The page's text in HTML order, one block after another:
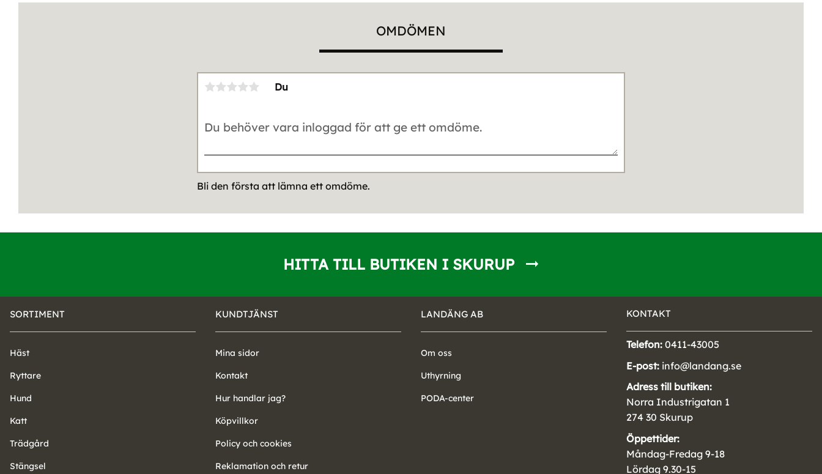
OMDÖMEN
Du
Bli den första att lämna ett omdöme.
HITTA TILL BUTIKEN I SKURUP
SORTIMENT
Häst
Ryttare
Hund
Katt
Trädgård
Stängsel
KUNDTJÄNST
Mina sidor
Kontakt
Hur handlar jag?
Köpvillkor
Policy och cookies
Reklamation och retur
LANDÄNG AB
Om oss
Uthyrning
PODA-center
KONTAKT
Telefon: 0411-43005
E-post: info@landang.se
Adress till butiken:
Norra Industrigatan 1
274 30 Skurup
Öppettider:
Måndag-Fredag 9-18
Lördag 9.30-15